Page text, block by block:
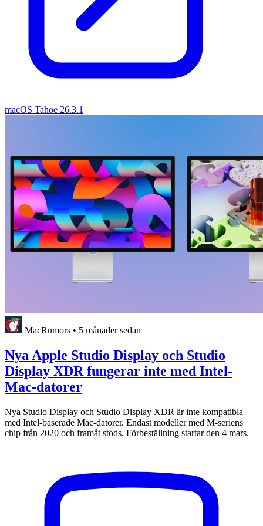
macOS Tahoe 26.3.1
MacRumors • 5 månader sedan
Nya Apple Studio Display och Studio
Display XDR fungerar inte med Intel-
Mac-datorer
Nya Studio Display och Studio Display XDR är inte kompatibla
med Intel-baserade Mac-datorer. Endast modeller med M-seriens
chip från 2020 och framåt stöds. Förbeställning startar den 4 mars.